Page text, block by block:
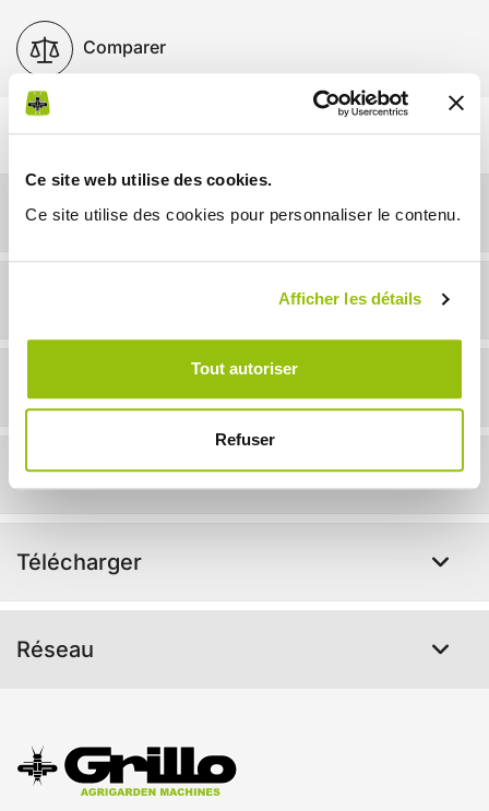
Ce site web utilise des cookies.
Ce site utilise des cookies pour personnaliser le contenu.
Afficher les détails
Tout autoriser
Refuser
Comparer
Détails
Accessoires disponibles
Télécharger
Réseau